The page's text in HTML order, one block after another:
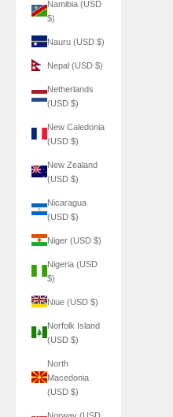
Namibia (USD
$)
Nauru (USD $)
Nepal (USD $)
Netherlands
(USD $)
New Caledonia
(USD $)
New Zealand
(USD $)
Nicaragua
(USD $)
Niger (USD $)
Nigeria (USD
$)
Niue (USD $)
Norfolk Island
(USD $)
North
Macedonia
(USD $)
Norway (USD